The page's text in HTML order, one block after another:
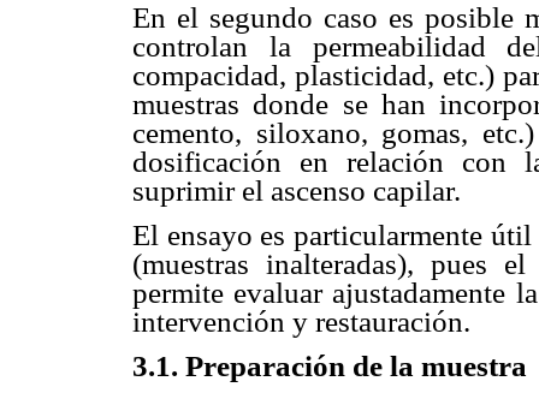
En el segundo caso es posible
controlan la permeabilidad
compacidad, plasticidad, etc.)
muestras donde se han
cemento, siloxano, gomas,
dosificación en relación con
suprimir el ascenso capilar.
El ensayo es particularmente
(muestras inalteradas), pues
permite evaluar ajustadamente
intervención y restauración.
3.1. Preparación de la muestra